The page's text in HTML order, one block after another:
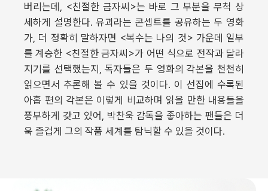
버리는데, <친절한 금자씨>는 바로 그 부분을 무척 상
세하게 설명한다. 유괴라는 콘셉트를 공유하는 두 영화
가, 더 정확히 말하자면 <복수는 나의 것> 가운데 일부
를 계승한 <친절한 금자씨>가 어떤 식으로 전작과 달라
지기를 선택했는지, 독자들은 두 영화의 각본을 천천히
읽으면서 추론해 볼 수 있을 것이다. 이 선집에 수록된
아홉 편의 각본은 이렇게 비교하며 읽을 만한 내용들을
풍부하게 갖고 있어, 박찬욱 감독을 좋아하는 팬들은 더
욱 즐겁게 그의 작품 세계를 탐닉할 수 있을 것이다.